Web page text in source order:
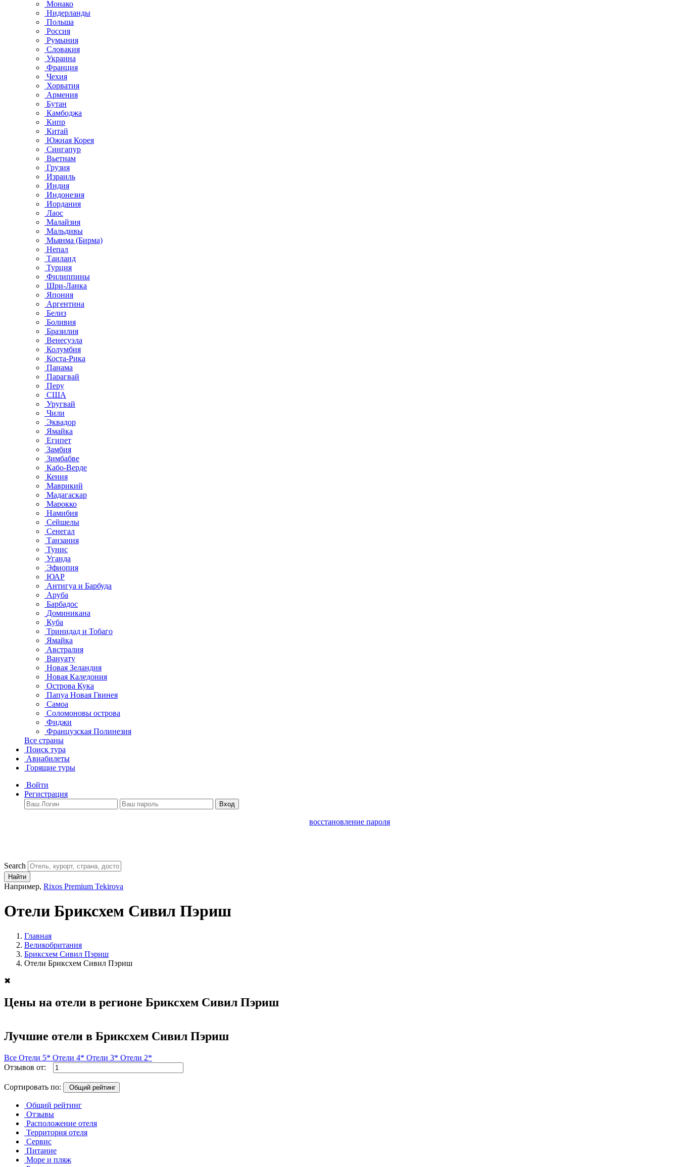
Монако
Нидерланды
Польша
Россия
Румыния
Словакия
Украина
Франция
Чехия
Хорватия
Армения
Бутан
Камбоджа
Кипр
Китай
Южная Корея
Сингапур
Вьетнам
Грузия
Израиль
Индия
Индонезия
Иордания
Лаос
Малайзия
Мальдивы
Мьянма (Бирма)
Непал
Таиланд
Турция
Филиппины
Шри-Ланка
Япония
Аргентина
Белиз
Боливия
Бразилия
Венесуэла
Колумбия
Коста-Рика
Панама
Парагвай
Перу
США
Уругвай
Чили
Эквадор
Ямайка
Египет
Замбия
Зимбабве
Кабо-Верде
Кения
Маврикий
Мадагаскар
Марокко
Намибия
Сейшелы
Сенегал
Танзания
Тунис
Уганда
Эфиопия
ЮАР
Антигуа и Барбуда
Аруба
Барбадос
Доминикана
Куба
Тринидад и Тобаго
Ямайка
Австралия
Вануату
Новая Зеландия
Новая Каледония
Острова Кука
Папуа Новая Гвинея
Самоа
Соломоновы острова
Фиджи
Французская Полинезия
Все страны
Поиск тура
Авиабилеты
Горящие туры
Войти
Регистрация
Вход
восстановление пароля
Search
Найти
Например, Rixos Premium Tekirova
Отели Бриксхем Сивил Пэриш
Главная
Великобритания
Бриксхем Сивил Пэриш
Отели Бриксхем Сивил Пэриш
✖
Цены на отели в регионе Бриксхем Сивил Пэриш
Лучшие отели в Бриксхем Сивил Пэриш
Все Отели 5* Отели 4* Отели 3* Отели 2*
Отзывов от:
Сортировать по: Общий рейтинг
Общий рейтинг
Отзывы
Расположение отеля
Территория отеля
Сервис
Питание
Море и пляж